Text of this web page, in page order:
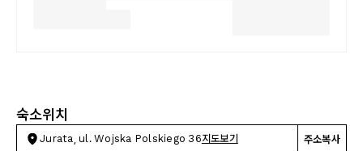
숙소위치
Jurata, ul. Wojska Polskiego 36지도보기 주소복사